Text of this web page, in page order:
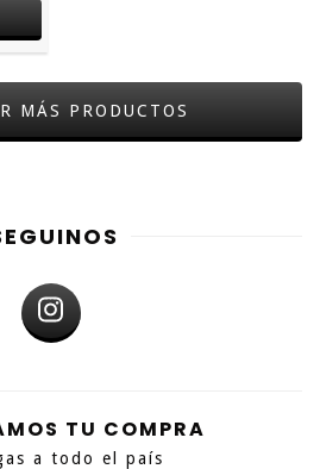
MÁS PRODUCTOS
TU COMPRA
a todo el país